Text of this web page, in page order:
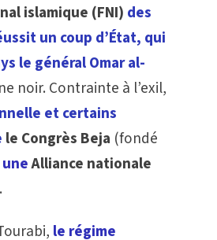
islamique (FNI) des
un coup d’État, qui
le général Omar al-
noir. Contrainte à l’exil,
et certains
le Congrès Beja (fondé
Alliance nationale
.
le régime